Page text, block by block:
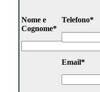
Nome e
Cognome*
Telefono*
Email*